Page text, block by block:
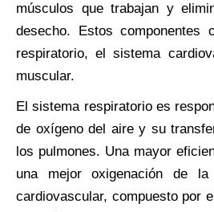
músculos que trabajan y
desecho. Estos componentes
respiratorio, el sistema
muscular.
El sistema respiratorio es
de oxígeno del aire y su
los pulmones. Una mayor
una mejor oxigenación de
cardiovascular, compuesto por